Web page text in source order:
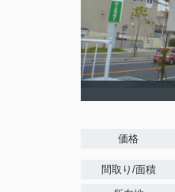
価格
間取り/面積